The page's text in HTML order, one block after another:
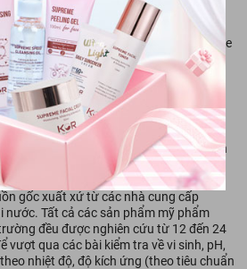
Piperita Oil, Dimethicone,
23, Pyridoxine Hcl, Tocopherol,
4, Bis-(Isostearoyl/Oleoyl Isopropyl)
Ethylenediamine Disuccinate,
Stearamidopropyl Dimethylamine,
10, Parfum, Citric Acid, BHT,
đơn giản là làm đẹp cho người Việt từ
liệu gần gũi, quen thuộc với sứ
bạn một làn da, một mái tóc luôn khỏe
sức sống từ những nguồn nguyên liệu
ăn hằng ngày.
Cocoon luôn giữ một
các lợi ích của thực phẩm quanh ta
học để tạo ra các sản phẩm mỹ phẩm
cả mọi người.
liệu có nguồn gốc rõ ràng và an toàn
cam kết tuyệt đối của chúng tôi. Tất cả
các sản phẩm của chúng tôi đều có
gốc xuất xứ từ các nhà cung cấp
nước. Tất cả các sản phẩm mỹ phẩm
đều được nghiên cứu từ 12 đến 24
vượt qua các bài kiểm tra về vi sinh, pH,
nhiệt độ, độ kích ứng (theo tiêu chuẩn